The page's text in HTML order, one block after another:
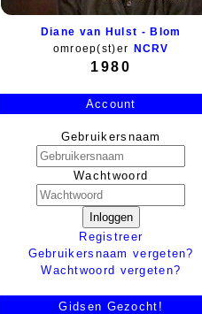
Diane van Hulst - Blom
omroep(st)er NCRV
1980
Account
Gebruikersnaam
Wachtwoord
Inloggen
Registreer
Gebruikersnaam vergeten?
Wachtwoord vergeten?
Gidsen Gezocht!